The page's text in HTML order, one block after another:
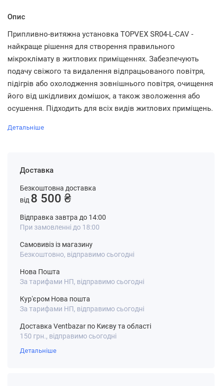
Опис
Припливно-витяжна установка TOPVEX SR04-L-CAV -
найкраще рішення для створення правильного
мікроклімату в житлових приміщеннях. Забезпечують
подачу свіжого та видалення відпрацьованого повітря,
підігрів або охолодження зовнішнього повітря, очищення
його від шкідливих домішок, а також зволоження або
осушення. Підходить для всіх видів житлових приміщень.
Детальніше
Доставка
Безкоштовна доставка
від 8 500 ₴
Відправка завтра до 14:00
При замовленні до 18:00
Самовивіз із магазину
Безкоштовно, відправимо сьогодні
Нова Пошта
За тарифами НП, відправимо сьогодні
Кур'єром Нова пошта
За тарифами НП, відправимо сьогодні
Доставка Ventbazar по Києву та області
150 грн., відправимо сьогодні
Детальніше